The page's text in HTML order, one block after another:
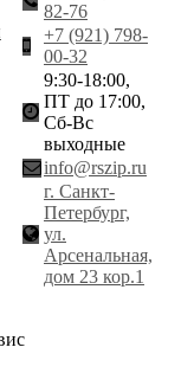
82-76
+7 (921) 798-
00-32
9:30-18:00,
ПТ до 17:00,
Сб-Вс
выходные
info@rszip.ru
г. Санкт-
Петербург,
ул.
Арсенальная,
дом 23 кор.1